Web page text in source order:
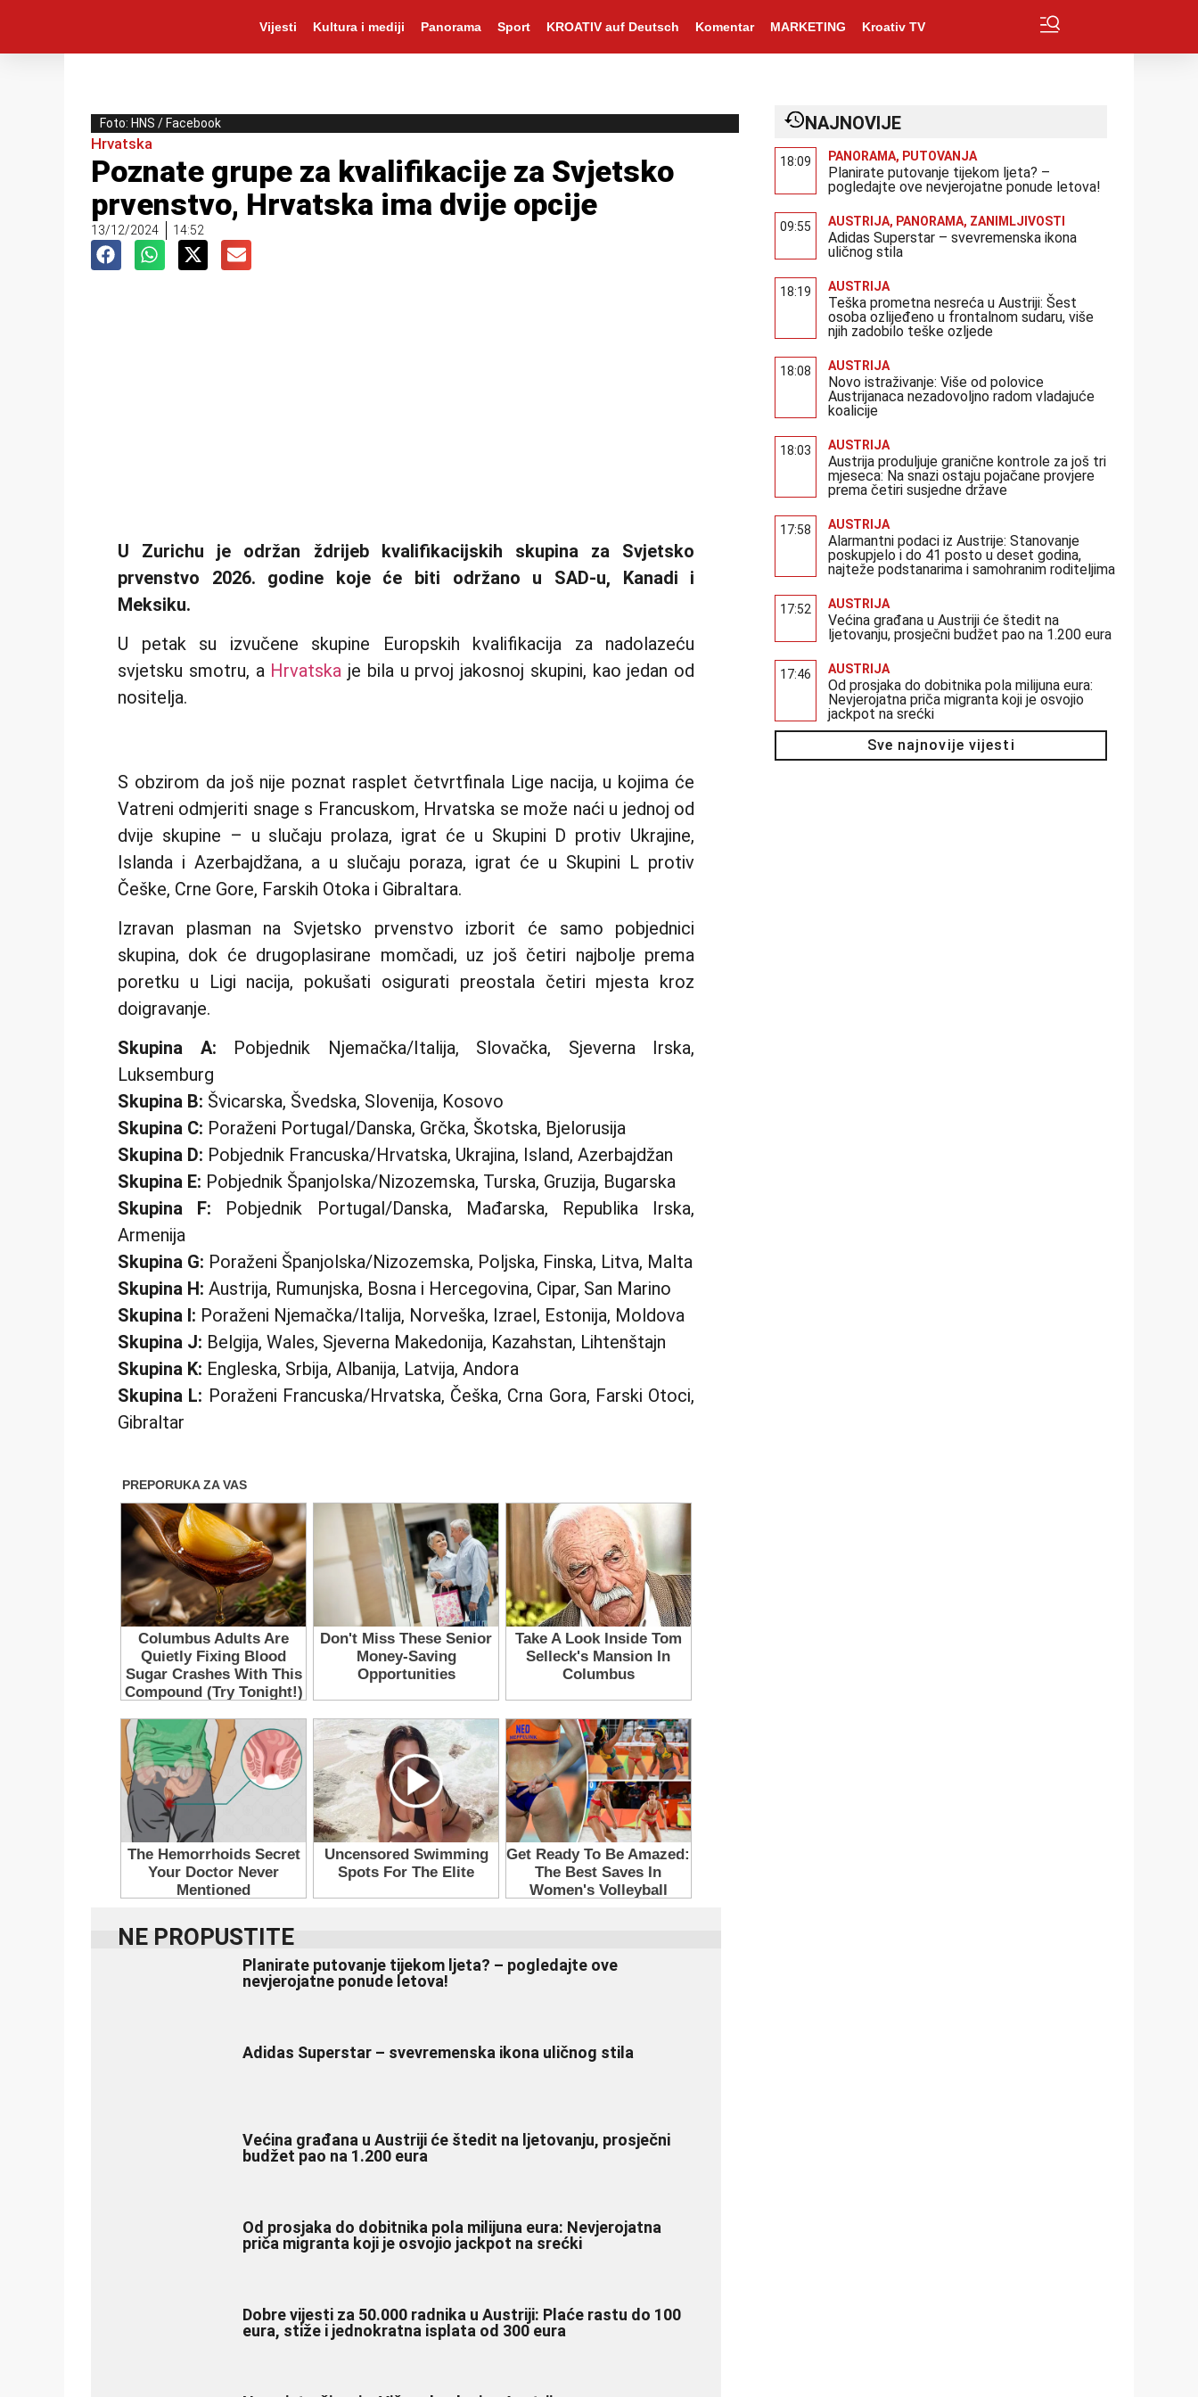
Vijesti Kultura i mediji Panorama Sport KROATIV auf Deutsch Komentar MARKETING Kroativ TV
Foto: HNS / Facebook
Hrvatska
Poznate grupe za kvalifikacije za Svjetsko
prvenstvo, Hrvatska ima dvije opcije
13/12/2024 14:52
U Zurichu je održan ždrijeb kvalifikacijskih skupina za Svjetsko
prvenstvo 2026. godine koje će biti održano u SAD-u, Kanadi i
Meksiku.
U petak su izvučene skupine Europskih kvalifikacija za nadolazeću
svjetsku smotru, a Hrvatska je bila u prvoj jakosnoj skupini, kao jedan od
nositelja.
S obzirom da još nije poznat rasplet četvrtfinala Lige nacija, u kojima će
Vatreni odmjeriti snage s Francuskom, Hrvatska se može naći u jednoj od
dvije skupine – u slučaju prolaza, igrat će u Skupini D protiv Ukrajine,
Islanda i Azerbajdžana, a u slučaju poraza, igrat će u Skupini L protiv
Češke, Crne Gore, Farskih Otoka i Gibraltara.
Izravan plasman na Svjetsko prvenstvo izborit će samo pobjednici
skupina, dok će drugoplasirane momčadi, uz još četiri najbolje prema
poretku u Ligi nacija, pokušati osigurati preostala četiri mjesta kroz
doigravanje.
Skupina A: Pobjednik Njemačka/Italija, Slovačka, Sjeverna Irska,
Luksemburg
Skupina B: Švicarska, Švedska, Slovenija, Kosovo
Skupina C: Poraženi Portugal/Danska, Grčka, Škotska, Bjelorusija
Skupina D: Pobjednik Francuska/Hrvatska, Ukrajina, Island, Azerbajdžan
Skupina E: Pobjednik Španjolska/Nizozemska, Turska, Gruzija, Bugarska
Skupina F: Pobjednik Portugal/Danska, Mađarska, Republika Irska,
Armenija
Skupina G: Poraženi Španjolska/Nizozemska, Poljska, Finska, Litva, Malta
Skupina H: Austrija, Rumunjska, Bosna i Hercegovina, Cipar, San Marino
Skupina I: Poraženi Njemačka/Italija, Norveška, Izrael, Estonija, Moldova
Skupina J: Belgija, Wales, Sjeverna Makedonija, Kazahstan, Lihtenštajn
Skupina K: Engleska, Srbija, Albanija, Latvija, Andora
Skupina L: Poraženi Francuska/Hrvatska, Češka, Crna Gora, Farski Otoci,
Gibraltar
NE PROPUSTITE
Planirate putovanje tijekom ljeta? – pogledajte ove
nevjerojatne ponude letova!
Adidas Superstar – svevremenska ikona uličnog stila
Većina građana u Austriji će štedit na ljetovanju, prosječni
budžet pao na 1.200 eura
Od prosjaka do dobitnika pola milijuna eura: Nevjerojatna
priča migranta koji je osvojio jackpot na srećki
Dobre vijesti za 50.000 radnika u Austriji: Plaće rastu do 100
eura, stiže i jednokratna isplata od 300 eura
NAJNOVIJE
18:09 PANORAMA, PUTOVANJA
Planirate putovanje tijekom ljeta? –
pogledajte ove nevjerojatne ponude letova!
09:55 AUSTRIJA, PANORAMA, ZANIMLJIVOSTI
Adidas Superstar – svevremenska ikona
uličnog stila
18:19 AUSTRIJA
Teška prometna nesreća u Austriji: Šest
osoba ozlijeđeno u frontalnom sudaru, više
njih zadobilo teške ozljede
18:08 AUSTRIJA
Novo istraživanje: Više od polovice
Austrijanaca nezadovoljno radom vladajuće
koalicije
18:03 AUSTRIJA
Austrija produljuje granične kontrole za još tri
mjeseca: Na snazi ostaju pojačane provjere
prema četiri susjedne države
17:58 AUSTRIJA
Alarmantni podaci iz Austrije: Stanovanje
poskupjelo i do 41 posto u deset godina,
najteže podstanarima i samohranim roditeljima
17:52 AUSTRIJA
Većina građana u Austriji će štedit na
ljetovanju, prosječni budžet pao na 1.200 eura
17:46 AUSTRIJA
Od prosjaka do dobitnika pola milijuna eura:
Nevjerojatna priča migranta koji je osvojio
jackpot na srećki
Sve najnovije vijesti